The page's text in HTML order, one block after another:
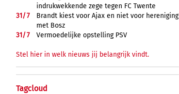
indrukwekkende zege tegen FC Twente
31/7
Brandt kiest voor Ajax en niet voor hereniging
met Bosz
31/7 Vermoedelijke opstelling PSV
Stel hier in welk nieuws jij belangrijk vindt.
Tagcloud